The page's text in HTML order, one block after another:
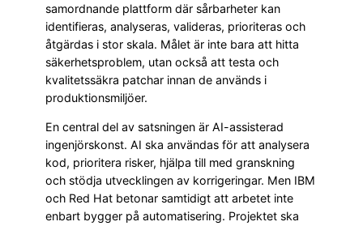
samordnande plattform där sårbarheter kan
identifieras, analyseras, valideras, prioriteras och
åtgärdas i stor skala. Målet är inte bara att hitta
säkerhetsproblem, utan också att testa och
kvalitetssäkra patchar innan de används i
produktionsmiljöer.
En central del av satsningen är AI-assisterad
ingenjörskonst. AI ska användas för att analysera
kod, prioritera risker, hjälpa till med granskning
och stödja utvecklingen av korrigeringar. Men IBM
och Red Hat betonar samtidigt att arbetet inte
enbart bygger på automatisering. Projektet ska